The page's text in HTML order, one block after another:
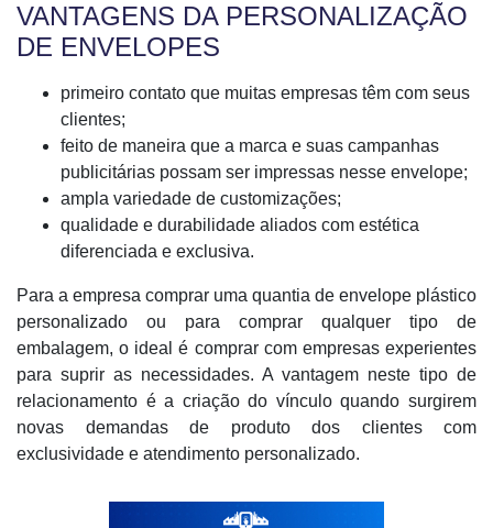
VANTAGENS DA PERSONALIZAÇÃO
DE ENVELOPES
primeiro contato que muitas empresas têm com seus
clientes;
feito de maneira que a marca e suas campanhas
publicitárias possam ser impressas nesse envelope;
ampla variedade de customizações;
qualidade e durabilidade aliados com estética
diferenciada e exclusiva.
Para a empresa comprar uma quantia de envelope plástico
personalizado ou para comprar qualquer tipo de
embalagem, o ideal é comprar com empresas experientes
para suprir as necessidades. A vantagem neste tipo de
relacionamento é a criação do vínculo quando surgirem
novas demandas de produto dos clientes com
exclusividade e atendimento personalizado.